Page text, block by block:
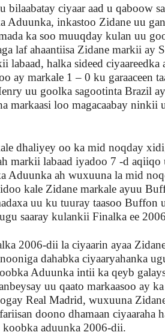
bilaabatay ciyaar aad u qaboow
Aduunka, inkastoo Zidane uu
ka soo muuqday kulan uu
laf ahaantiisa Zidane markii ay
labaad, halka sideed ciyaareedka
ay markale 1 – 0 ku garaaceen
uu goolka sagootinta Brazil
markaasi loo magacaabay ninkii
dhaliyey oo ka mid noqday
markii labaad iyadoo 7 -d aqiiqo
Aduunka ah wuxuuna la mid
kale Zidane markale ayuu
uu ku tuuray taasoo Buffon
saaray kulankii Finalka ee
2006-dii la ciyaarin ayaa
dahabka ciyaaryahanka
Aduunka intii ka qeyb
uu qaato markaasoo ay
Real Madrid, wuxuuna
doono dhamaan ciyaaraha
aduunka 2006-dii.